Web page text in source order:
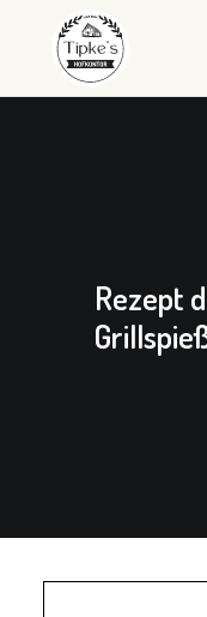
LANDEISRezept